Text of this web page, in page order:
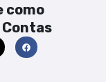
como